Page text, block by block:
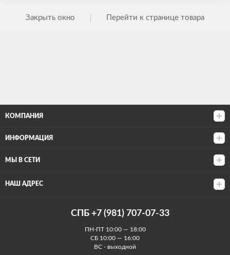
Закрыть окно Перейти к странице товара
КОМПАНИЯ
ИНФОРМАЦИЯ
МЫ В СЕТИ
НАШ АДРЕС
СПБ +7 (981) 707-07-33
ПН-ПТ 10:00 — 18:00
СБ 10:00 — 16:00
ВС - выходной